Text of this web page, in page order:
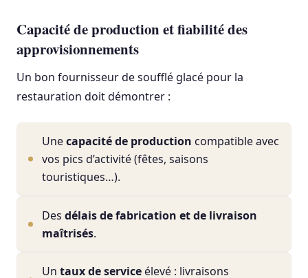
Capacité de production et fiabilité des
approvisionnements
Un bon fournisseur de soufflé glacé pour la
restauration doit démontrer :
Unecapacité de production compatible avec
vos pics d’activité (fêtes, saisons
touristiques…).
Des délais de fabrication et de livraison
maîtrisés.
Un taux de service élevé : livraisons